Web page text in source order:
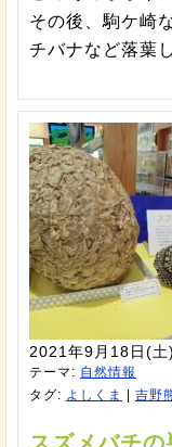
その後、駒ケ崎
チバナなど落葉
2021年9月18日(土)
テーマ: 自然情報
タグ: よしくま 吉野